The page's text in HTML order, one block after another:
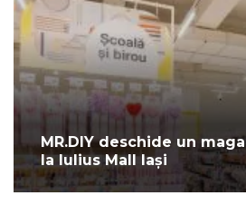
MR.DIY deschide un
la Iulius Mall Iași